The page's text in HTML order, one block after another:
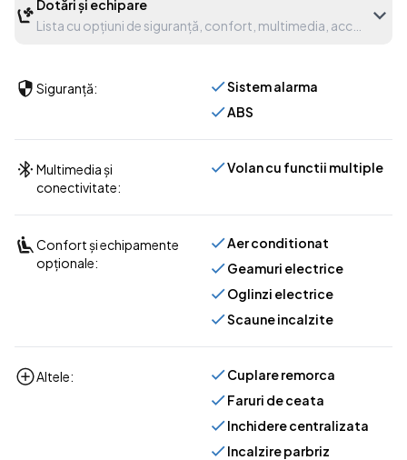
Dotări și echipare
Lista cu opțiuni de siguranță, confort, multimedia, accesorii
Siguranță:
Sistem alarma
ABS
Multimedia și
conectivitate:
Volan cu functii multiple
Confort și echipamente
opționale:
Aer conditionat
Geamuri electrice
Oglinzi electrice
Scaune incalzite
Altele:
Cuplare remorca
Faruri de ceata
Inchidere centralizata
Incalzire parbriz